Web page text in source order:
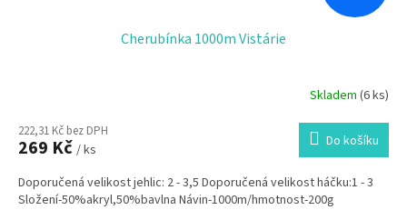
Cherubínka 1000m Vistárie
Skladem (6 ks)
222,31 Kč bez DPH
269 Kč / ks Do košíku
Doporučená velikost jehlic: 2 - 3,5 Doporučená velikost háčku:1 - 3
Složení-50%akryl,50%bavlna Návin-1000m/hmotnost-200g